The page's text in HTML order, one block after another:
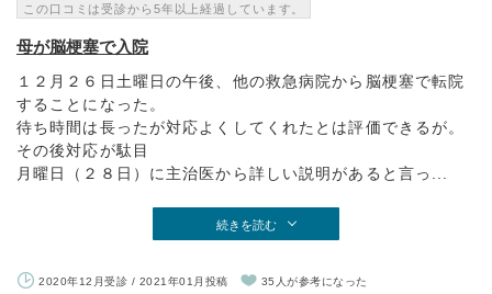
この口コミは受診から5年以上経過しています。
母が脳梗塞で入院
１２月２６日土曜日の午後、他の救急病院から脳梗塞で転院
することになった。
待ち時間は長ったが対応よくしてくれたとは評価できるが。
その後対応が駄目
月曜日（２８日）に主治医から詳しい説明があると言っ...
続きを読む
2020年12月受診 / 2021年01月投稿 35人が参考になった